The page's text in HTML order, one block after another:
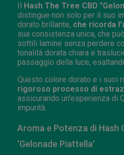
Il Hash The Tree CBD
distingue non solo per il suo
dorato brillante, che ricorda
sua consistenza unica, che
sottili lamine senza perdere
tonalità dorata chiara e
passaggio della luce,
Questo colore dorato e i suoi
rigoroso processo di
assicurando un'esperienza di
impurità.
Aroma e Potenza di Hash
'Gelonade Piattella'